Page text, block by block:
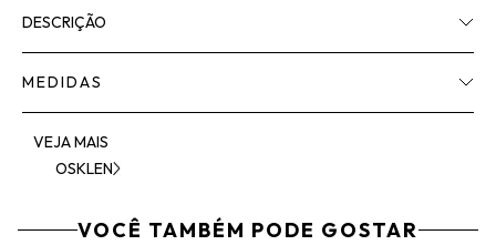
DESCRIÇÃO
MEDIDAS
VEJA MAIS
OSKLEN
VOCÊ TAMBÉM PODE GOSTAR